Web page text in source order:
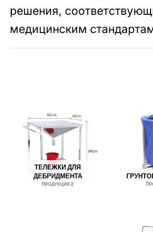
решения,
медицинским
ТЕЛЕЖКИ ДЛЯ
ДЕБРИДМЕНТА
ПРОДУКЦИЯ 2